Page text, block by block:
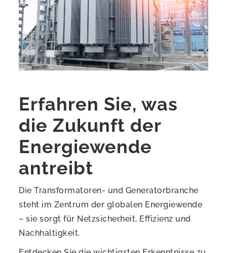
Erfahren Sie, was
die Zukunft der
Energiewende
antreibt
Die Transformatoren- und Generatorbranche
steht im Zentrum der globalen Energiewende
– sie sorgt für Netzsicherheit, Effizienz und
Nachhaltigkeit.